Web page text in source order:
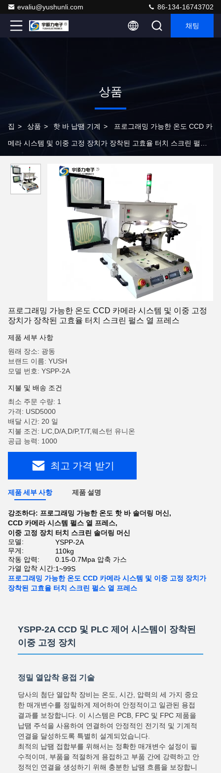
evaliu@yushunli.com 86-134-16743702
채팅
상품
집 > 상품 > 핫 바 납땜 기계 > 프로그래밍 가능한 온도 CCD 카
메라 시스템 및 이중 고정 장치가 장착된 고효율 터치 스크린 펄스
프로그래밍 가능한 온도 CCD 카메라 시스템 및 이중 고정
장치가 장착된 고효율 터치 스크린 펄스 열 프레스
제품 세부 사항
원래 장소: 광동
브랜드 이름: YUSH
모델 번호: YSPP-2A
지불 및 배송 조건
최소 주문 수량: 1
가격: USD5000
배달 시간: 20 일
지불 조건: L/C,D/A,D/P,T/T,웨스턴 유니온
공급 능력: 1000
최고 가격 받기
제품 세부 사항 제품 설명
강조하다: 프로그래밍 가능한 온도 핫 바 솔더링 머신 ,
CCD 카메라 시스템 펄스 열 프레스,
이중 고정 장치 터치 스크린 솔더링 머신
모델:
YSPP-2A
무게:
110kg
작동 압력:
0.15-0.7Mpa 압축 가스
가열 압착 시간:1~99S
프로그래밍 가능한 온도 CCD 카메라 시스템 및 이중 고정 장치가
장착된 고효율 터치 스크린 펄스 열 프레스
YSPP-2A CCD 및 PLC 제어 시스템이 장착된
이중 고정 장치
정밀 열압착 용접 기술
당사의 첨단 열압착 장비는 온도, 시간, 압력의 세 가지 중요
한 매개변수를 정밀하게 제어하여 안정적이고 일관된 용접
결과를 보장합니다. 이 시스템은 PCB, FPC 및 FPC 제품을
납땜 주석을 사용하여 연결하여 안정적인 전기적 및 기계적
연결을 달성하도록 특별히 설계되었습니다.
최적의 납땜 접합부를 위해서는 정확한 매개변수 설정이 필
수적이며, 부품을 적절하게 용접하고 부품 간에 강력하고 안
정적인 연결을 생성하기 위해 충분한 납땜 흐름을 보장합니